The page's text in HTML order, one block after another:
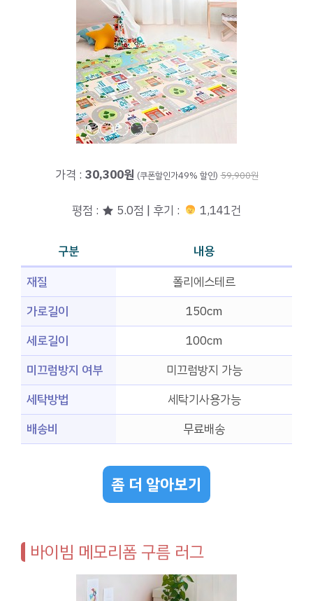
가격 : 30,300원 (쿠폰할인가49% 할인) 59,900원
평점 : ★ 5.0점 | 후기 : 1,141건
구분
내용
재질
폴리에스테르
가로길이
150cm
세로길이
100cm
미끄럼방지 여부
미끄럼방지 가능
세탁방법
세탁기사용가능
배송비
무료배송
좀 더 알아보기
바이빔 메모리폼 구름 러그